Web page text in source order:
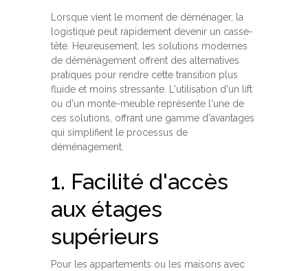
Lorsque vient le moment de déménager, la
logistique peut rapidement devenir un casse-
tête. Heureusement, les solutions modernes
de déménagement offrent des alternatives
pratiques pour rendre cette transition plus
fluide et moins stressante. L'utilisation d'un lift
ou d'un monte-meuble représente l'une de
ces solutions, offrant une gamme d'avantages
qui simplifient le processus de
déménagement.
1. Facilité d'accès
aux étages
supérieurs
Pour les appartements ou les maisons avec